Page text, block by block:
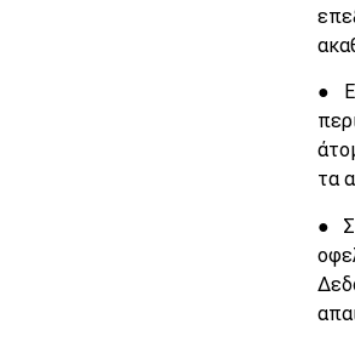
●
τα
●